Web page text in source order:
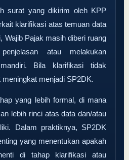
surat yang dikirim oleh KPP
klarifikasi atas temuan data
Wajib Pajak masih diberi ruang
atau melakukan
Bila klarifikasi tidak
menjadi SP2DK.
yang lebih formal, di mana
lebih rinci atas data dan/atau
Dalam praktiknya, SP2DK
yang menentukan apakah
di tahap klarifikasi atau